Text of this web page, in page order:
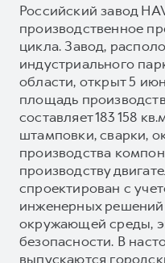
Российский завод
производственное
цикла. Завод,
индустриального
области, открыт 5
площадь
составляет 183 158
штамповки, сварки,
производства
производству
спроектирован с
инженерных
окружающей среды,
безопасности. В
выпускаются